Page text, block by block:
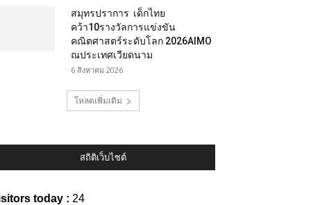
สมุทรปราการ เด็กไทย
คว้า10รางวัลการแข่งขัน
คณิตศาสตร์ระดับโลก 2026AIMO
ณประเทศเวียดนาม
6 สิงหาคม 2026
โหลดเพิ่มเติม
สถิติเว็บไซต์
today : 24